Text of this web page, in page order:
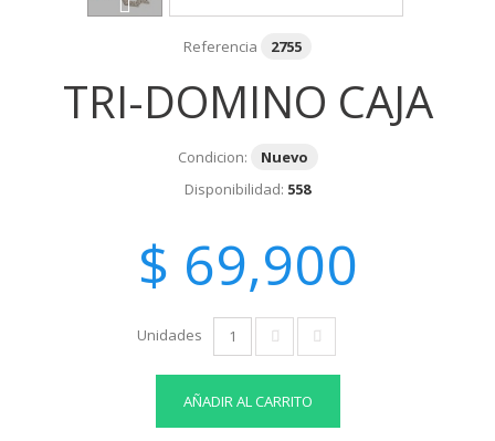
Referencia 2755
TRI-DOMINO CAJA
Condicion:
Nuevo
Disponibilidad: 558
$ 69,900
Unidades
AÑADIR AL CARRITO